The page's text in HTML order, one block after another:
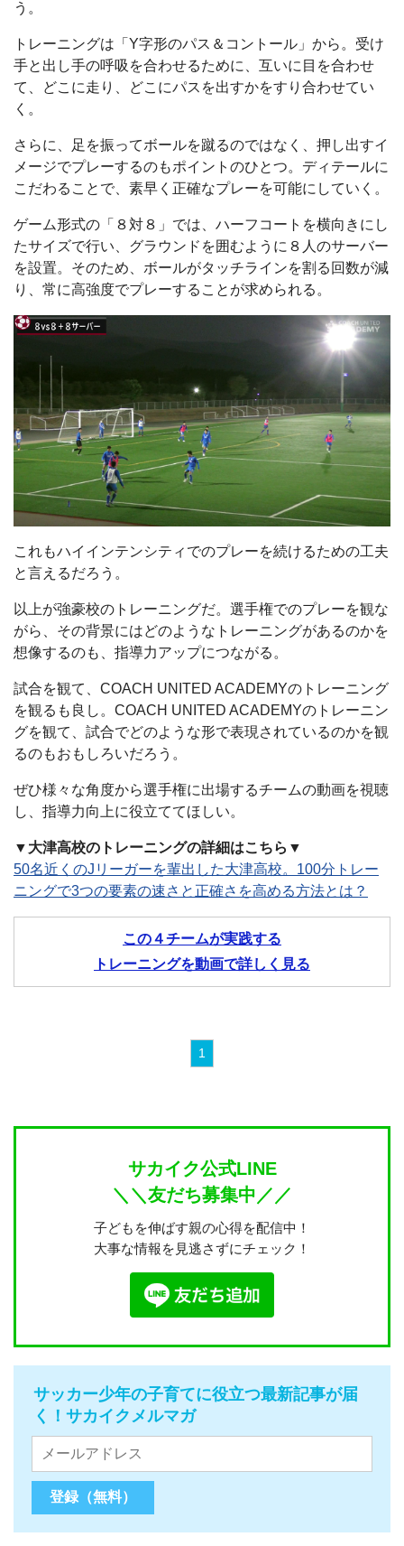
う。
トレーニングは「Y字形のパス＆コントール」から。受け
手と出し手の呼吸を合わせるために、互いに目を合わせ
て、どこに走り、どこにパスを出すかをすり合わせてい
く。
さらに、足を振ってボールを蹴るのではなく、押し出すイ
メージでプレーするのもポイントのひとつ。ディテールに
こだわることで、素早く正確なプレーを可能にしていく。
ゲーム形式の「８対８」では、ハーフコートを横向きにし
たサイズで行い、グラウンドを囲むように８人のサーバー
を設置。そのため、ボールがタッチラインを割る回数が減
り、常に高強度でプレーすることが求められる。
これもハイインテンシティでのプレーを続けるための工夫
と言えるだろう。
以上が強豪校のトレーニングだ。選手権でのプレーを観な
がら、その背景にはどのようなトレーニングがあるのかを
想像するのも、指導力アップにつながる。
試合を観て、COACH UNITED ACADEMYのトレーニング
を観るも良し。COACH UNITED ACADEMYのトレーニン
グを観て、試合でどのような形で表現されているのかを観
るのもおもしろいだろう。
ぜひ様々な角度から選手権に出場するチームの動画を視聴
し、指導力向上に役立ててほしい。
▼大津高校のトレーニングの詳細はこちら▼
50名近くのJリーガーを輩出した大津高校。100分トレー
ニングで3つの要素の速さと正確さを高める方法とは？
この４チームが実践する
トレーニングを動画で詳しく見る
1
サカイク公式LINE
＼＼友だち募集中／／
子どもを伸ばす親の心得を配信中！
大事な情報を見逃さずにチェック！
サッカー少年の子育てに役立つ最新記事が届
く！サカイクメルマガ